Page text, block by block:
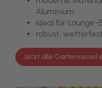
Aluminium
ideal für Lounge-
robust,
Jetzt alle Gartensessel